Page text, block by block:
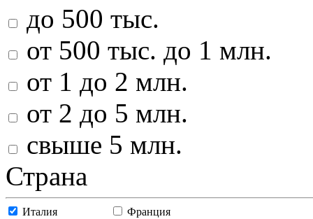
до 500 тыс.
от 500 тыс. до 1 млн.
от 1 до 2 млн.
от 2 до 5 млн.
свыше 5 млн.
Страна
Италия
Франция